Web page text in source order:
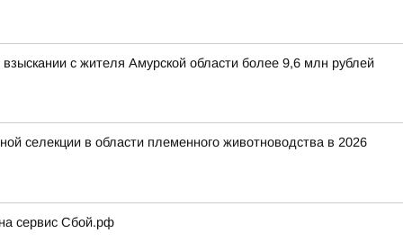
с жителя Амурской области более 9,6 млн рублей
селекции в области племенного животноводства в 2026
сервис Сбой.рф